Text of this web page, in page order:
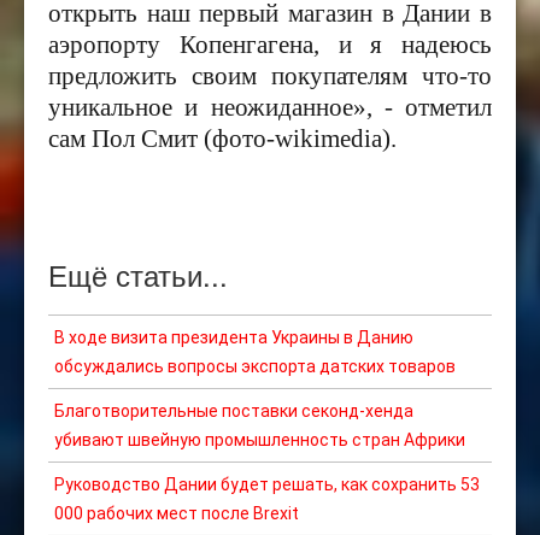
открыть наш первый магазин в Дании в
аэропорту Копенгагена, и я надеюсь
предложить своим покупателям что-то
уникальное и неожиданное», - отметил
сам Пол Смит (фото-wikimedia).
Ещё статьи...
В ходе визита президента Украины в Данию
обсуждались вопросы экспорта датских товаров
Благотворительные поставки секонд-хенда
убивают швейную промышленность стран Африки
Руководство Дании будет решать, как сохранить 53
000 рабочих мест после Brexit